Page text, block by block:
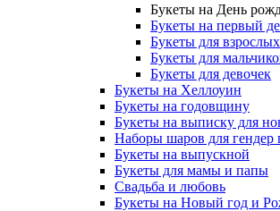
Букеты на День
Букеты на первый
Букеты для взрослых
Букеты для
Букеты для девочек
Букеты на Хеллоуин
Букеты на годовщину
Букеты на выписку для
Наборы шаров для гендер
Букеты на выпускной
Букеты для мамы и папы
Свадьба и любовь
Букеты на Новый год и